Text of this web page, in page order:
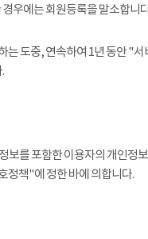
우에는 회원등록을 말소합니
도중, 연속하여 1년 동안 "
를 포함한 이용자의 개인정
정책"에 정한 바에 의합니다.